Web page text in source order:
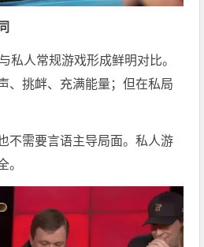
私人常规游戏形成鲜明对比。
、挑衅、充满能量；但在私局
不需要言语主导局面。私人游
。